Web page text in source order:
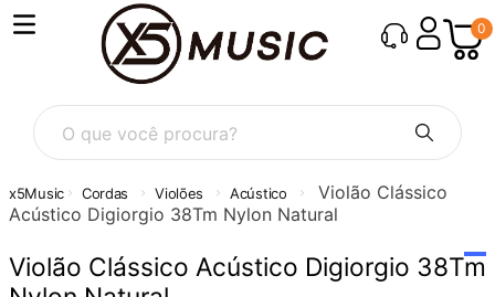
0
O que você procura?
Cordas Violões Acústico
Violão Clássico
Acústico Digiorgio 38Tm Nylon Natural
Violão Clássico Acústico Digiorgio 38Tm